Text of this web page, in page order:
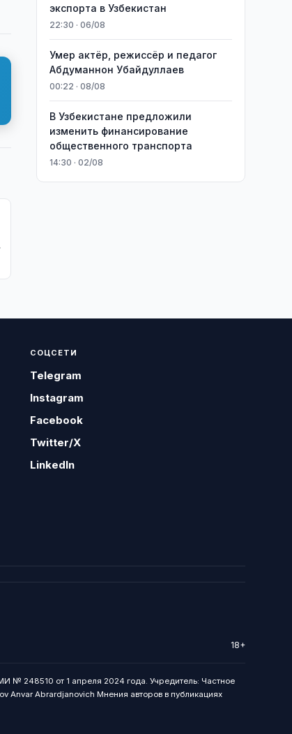
экспорта в Узбекистан
22:30 · 06/08
Умер актёр, режиссёр и педагог
Абдуманнон Убайдуллаев
00:22 · 08/08
В Узбекистане предложили
изменить финансирование
общественного транспорта
14:30 · 02/08
СОЦСЕТИ
Telegram
Instagram
Facebook
Twitter/X
LinkedIn
18+
№ 248510 от 1 апреля 2024 года. Учредитель: Частное
Anvar Abrardjanovich Мнения авторов в публикациях